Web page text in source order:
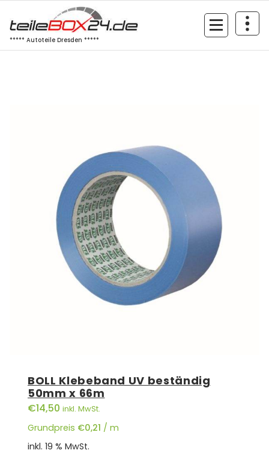
Inhalt
springen
***** Autoteile Dresden *****
BOLL Klebeband UV beständig
50mm x 66m
€14,50 inkl. MwSt.
Grundpreis €0,21 / m
inkl. 19 % MwSt.